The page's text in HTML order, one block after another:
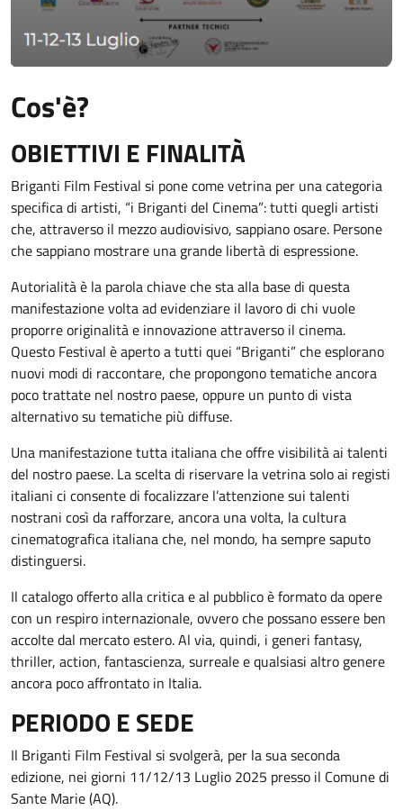
Cos'è?
OBIETTIVI E FINALITÀ
Briganti Film Festival si pone come vetrina per una categoria
specifica di artisti, “i Briganti del Cinema”: tutti quegli artisti
che, attraverso il mezzo audiovisivo, sappiano osare. Persone
che sappiano mostrare una grande libertà di espressione.
Autorialità è la parola chiave che sta alla base di questa
manifestazione volta ad evidenziare il lavoro di chi vuole
proporre originalità e innovazione attraverso il cinema.
Questo Festival è aperto a tutti quei “Briganti” che esplorano
nuovi modi di raccontare, che propongono tematiche ancora
poco trattate nel nostro paese, oppure un punto di vista
alternativo su tematiche più diffuse.
Una manifestazione tutta italiana che offre visibilità ai talenti
del nostro paese. La scelta di riservare la vetrina solo ai registi
italiani ci consente di focalizzare l’attenzione sui talenti
nostrani così da rafforzare, ancora una volta, la cultura
cinematografica italiana che, nel mondo, ha sempre saputo
distinguersi.
Il catalogo offerto alla critica e al pubblico è formato da opere
con un respiro internazionale, ovvero che possano essere ben
accolte dal mercato estero. Al via, quindi, i generi fantasy,
thriller, action, fantascienza, surreale e qualsiasi altro genere
ancora poco affrontato in Italia.
PERIODO E SEDE
Il Briganti Film Festival si svolgerà, per la sua seconda
edizione, nei giorni 11/12/13 Luglio 2025 presso il Comune di
Sante Marie (AQ).